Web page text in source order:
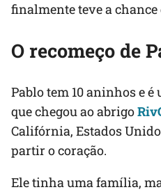
finalmente teve a chance
O recomeço de
Pablo tem 10 aninhos e
que chegou ao abrigo
Califórnia, Estados
partir o coração.
Ele tinha uma família,